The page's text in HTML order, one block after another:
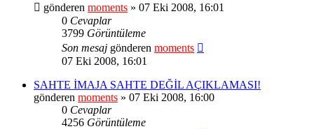
gönderen moments » 07 Eki 2008, 16:01
0 Cevaplar
3799 Görüntüleme
Son mesaj gönderen moments
07 Eki 2008, 16:01
SAHTE İMAJA SAHTE DEĞİL AÇIKLAMASI!
gönderen moments » 07 Eki 2008, 16:00
0 Cevaplar
4256 Görüntüleme